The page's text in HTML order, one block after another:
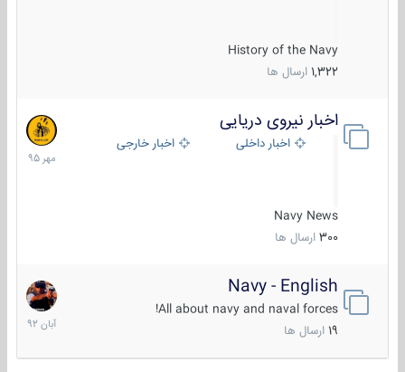
History of the Navy
1,322 ارسال ها
اخبار نیروی دریایی
اخبار داخلی اخبار خارجی
Navy News
300 ارسال ها
27
مهر
1395
Navy - English
All about navy and naval forces!
ارسال ها
22
آبان
1392